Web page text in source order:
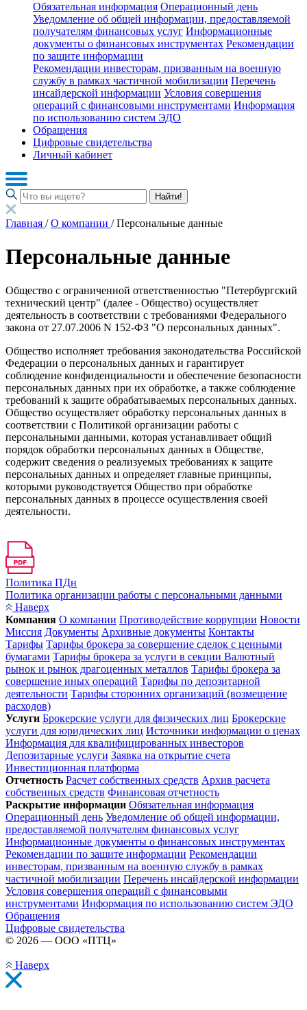
Обязательная информация Операционный день
Уведомление об общей информации, предоставляемой
получателям финансовых услуг Информационные
документы о финансовых инструментах Рекомендации
по защите информации
Рекомендации инвесторам, призванным на военную
службу в рамках частичной мобилизации Перечень
инсайдерской информации Условия совершения
операций с финансовыми инструментами Информация
по использованию систем ЭДО
Обращения
Цифровые свидетельства
Личный кабинет
Найти!
Главная /О компании /Персональные данные
Персональные данные
Общество с ограниченной ответственностью "Петербургский
технический центр" (далее - Общество) осуществляет
деятельность в соответствии с требованиями Федерального
закона от 27.07.2006 N 152-ФЗ "О персональных данных".
Общество исполняет требования законодательства Российской
Федерации о персональных данных и гарантирует
соблюдение конфиденциальности и обеспечение безопасности
персональных данных при их обработке, а также соблюдение
требований к защите обрабатываемых персональных данных.
Общество осуществляет обработку персональных данных в
соответствии с Политикой организации работы с
персональными данными, которая устанавливает общий
порядок обработки персональных данных в Обществе,
содержит сведения о реализуемых требованиях к защите
персональных данных и определяет главные принципы,
которыми руководствуется Общество при обработке
персональных данных в процессе осуществления своей
деятельности.
Политика ПДн
Политика организации работы с персональными данными
Наверх
Компания О компании Противодействие коррупции Новости
Миссия Документы Архивные документы Контакты
Тарифы Тарифы брокера за совершение сделок с ценными
бумагами Тарифы брокера за услуги в секции Валютный
рынок и рынок драгоценных металлов Тарифы брокера за
совершение иных операций Тарифы по депозитарной
деятельности Тарифы сторонних организаций (возмещение
расходов)
Услуги Брокерские услуги для физических лиц Брокерские
услуги для юридических лиц Источники информации о ценах
Информация для квалифицированных инвесторов
Депозитарные услуги Заявка на открытие счета
Инвестиционная платформа
Отчетность Расчет собственных средств Архив расчета
собственных средств Финансовая отчетность
Раскрытие информации Обязательная информация
Операционный день Уведомление об общей информации,
предоставляемой получателям финансовых услуг
Информационные документы о финансовых инструментах
Рекомендации по защите информации Рекомендации
инвесторам, призванным на военную службу в рамках
частичной мобилизации Перечень инсайдерской информации
Условия совершения операций с финансовыми
инструментами Информация по использованию систем ЭДО
Обращения
Цифровые свидетельства
© 2026 — ООО «ПТЦ»
Наверх